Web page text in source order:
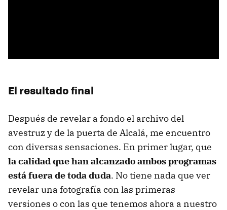
El resultado final
Después de revelar a fondo el archivo del
avestruz y de la puerta de Alcalá, me encuentro
con diversas sensaciones. En primer lugar, que
la calidad que han alcanzado ambos programas
está fuera de toda duda. No tiene nada que ver
revelar una fotografía con las primeras
versiones o con las que tenemos ahora a nuestro